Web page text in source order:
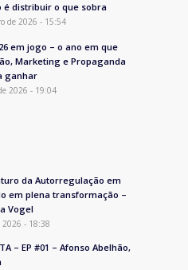
é distribuir o que sobra
de 2026 - 15:54
em jogo – o ano em que
Marketing e Propaganda
ganhar
2026 - 19:04
da Autorregulação em
em plena transformação –
Vogel
- 18:38
– EP #01 – Afonso Abelhão,